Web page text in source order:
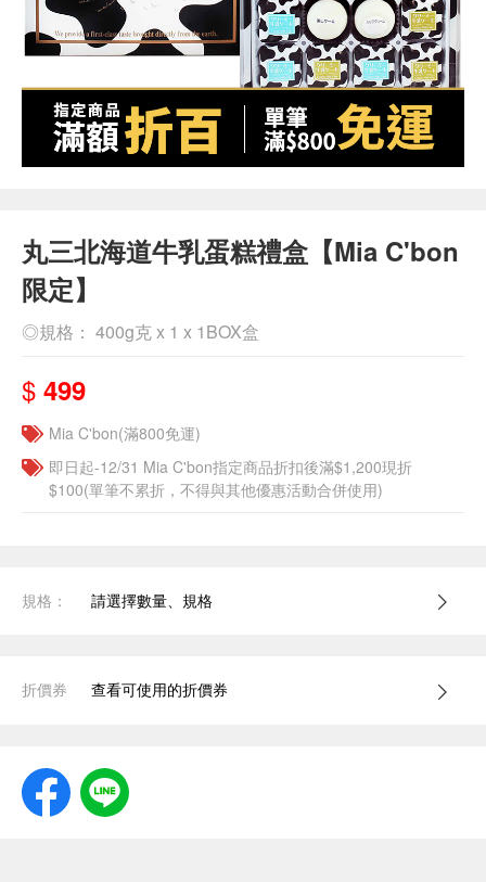
丸三北海道牛乳蛋糕禮盒【Mia C'bon
限定】
◎規格： 400g克 x 1 x 1BOX盒
$ 499
Mia C'bon(滿800免運)
即日起-12/31 Mia C'bon指定商品折扣後滿$1,200現折
$100(單筆不累折，不得與其他優惠活動合併使用)
規格： 請選擇數量、規格
折價券 查看可使用的折價券